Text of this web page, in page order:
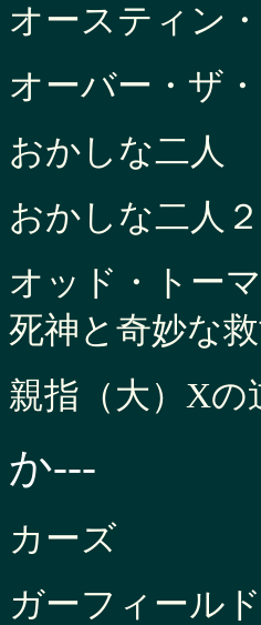
オースティン
オーバー・ザ
おかしな二人
おかしな二人２
オッド・トー
死神と奇妙な
親指（大）Xの
か---
カーズ
ガーフィールド